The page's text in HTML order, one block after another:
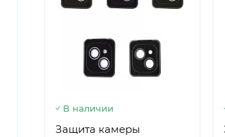
В наличии
Защита камеры